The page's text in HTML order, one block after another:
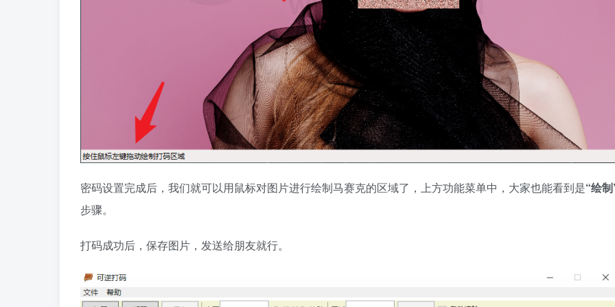
密码设置完成后，我们就可以用鼠标对图片进行绘制马赛克的区域了，上方功能菜单中，大家也能看到是“绘
步骤。
打码成功后，保存图片，发送给朋友就行。